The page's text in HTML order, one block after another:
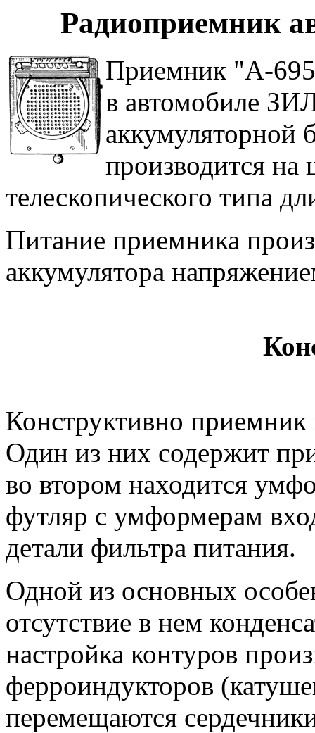
Радиоприемник
Приемник "А-
в автомобиле
аккумуляторной
производится
телескопического типа
Питание приемника
аккумулятора
Конструктивно
Один из них содержит
во втором находится
футляр с умформерам
детали фильтра питания.
Одной из основных
отсутствие в нем
настройка контуров
ферроиндукторов
перемещаются